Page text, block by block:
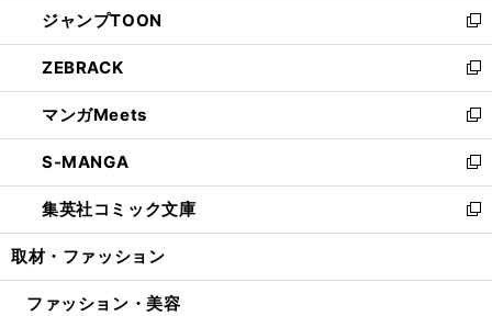
く
で
開
く
ド
ウ
で
開
く
ィ
ン
ド
ウ
で
開
く
い
ウ
ィ
ン
ド
ウ
で
開
く
ジャンプTOON
新
し
い
ウ
ィ
ン
ド
ウ
で
開
ZEBRACK
新
し
い
ウ
ィ
ン
ド
ウ
開
マンガMeets
新
し
い
ウ
ィ
ン
ウ
S-MANGA
新
し
い
ウ
ン
集英社コミック文庫
新
し
ウ
取材・ファッション
ファッション・美容